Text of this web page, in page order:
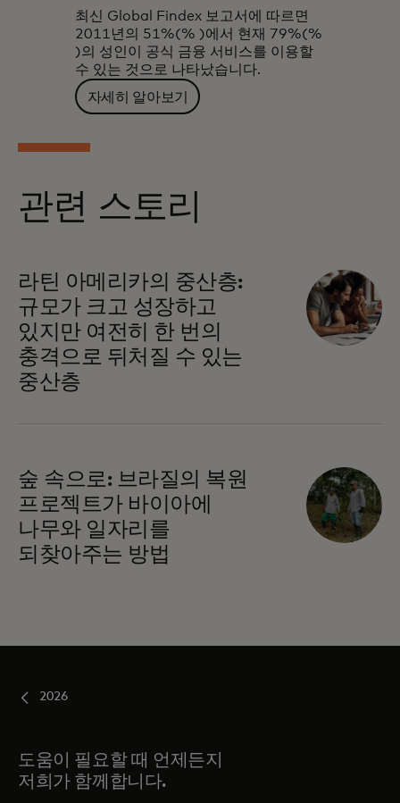
최신 Global Findex 보고서에 따르면
2011년의 51%(% )에서 현재 79%(%
)의 성인이 공식 금융 서비스를 이용할
수 있는 것으로 나타났습니다.
자세히 알아보기
관련 스토리
라틴 아메리카의 중산층:
규모가 크고 성장하고
있지만 여전히 한 번의
충격으로 뒤처질 수 있는
중산층
숲 속으로: 브라질의 복원
프로젝트가 바이아에
나무와 일자리를
되찾아주는 방법
2026
도움이 필요할 때 언제든지
저희가 함께합니다.